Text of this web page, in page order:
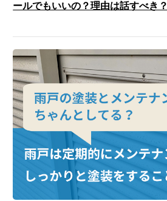
ールでもいいの？理由は話すべき？